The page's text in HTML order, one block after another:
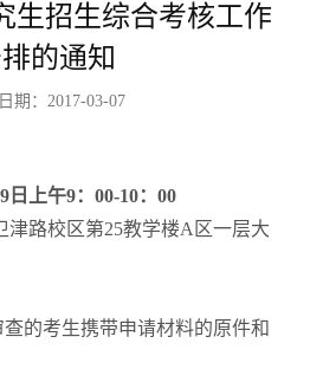
生招生综合考核工作
的通知
期：2017-03-07
上午9：00-10： 00
津路校区第25教学楼A区一层大
查的考生携带申请材料的原件和